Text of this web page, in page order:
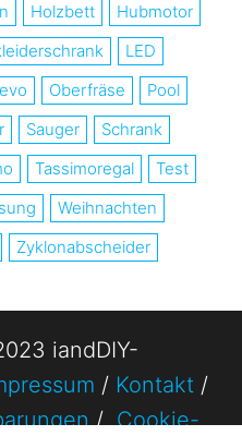
Holzbett
Hubmotor
LED
Oberfräse
Pool
Sauger
Schrank
Tassimoregal
Test
Weihnachten
Zyklonabscheider
iandDIY-
/ Kontakt/
/Cookie-